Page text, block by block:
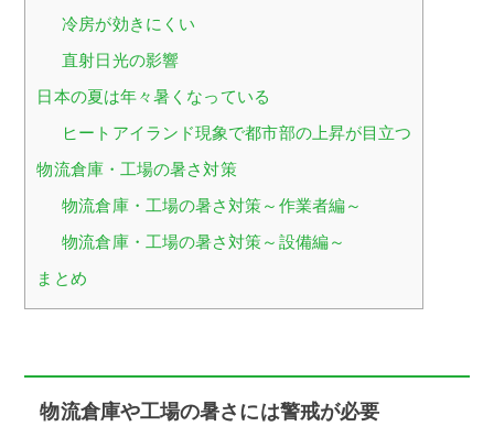
冷房が効きにくい
直射日光の影響
日本の夏は年々暑くなっている
ヒートアイランド現象で都市部の上昇が目立つ
物流倉庫・工場の暑さ対策
物流倉庫・工場の暑さ対策～作業者編～
物流倉庫・工場の暑さ対策～設備編～
まとめ
物流倉庫や工場の暑さには警戒が必要